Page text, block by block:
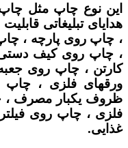
این نوع چاپ مثل
هدایای تبلیغاتی
، چاپ روی پارچه ،
، چاپ روی کیف
کارتن ، چاپ روی
ورقهای فلزی ،
ظروف یکبار مصرف ،
فلزی ، چاپ روی
غذایی.